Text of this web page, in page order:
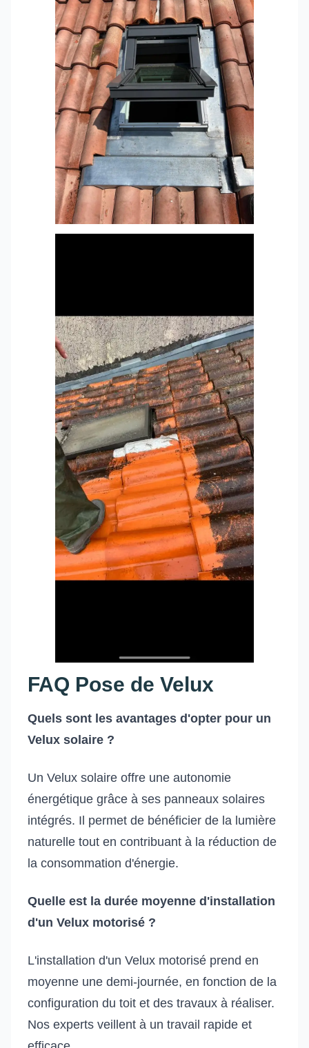
FAQ Pose de Velux
Quels sont les avantages d'opter pour un
Velux solaire ?
Un Velux solaire offre une autonomie
énergétique grâce à ses panneaux solaires
intégrés. Il permet de bénéficier de la lumière
naturelle tout en contribuant à la réduction de
la consommation d'énergie.
Quelle est la durée moyenne d'installation
d'un Velux motorisé ?
L'installation d'un Velux motorisé prend en
moyenne une demi-journée, en fonction de la
configuration du toit et des travaux à réaliser.
Nos experts veillent à un travail rapide et